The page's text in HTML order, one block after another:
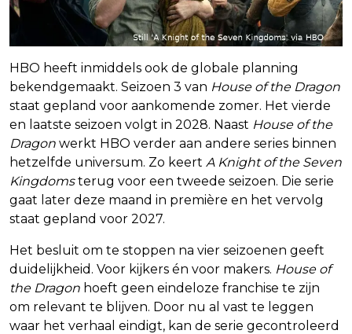
HBO heeft inmiddels ook de globale planning
bekendgemaakt. Seizoen 3 van House of the Dragon
staat gepland voor aankomende zomer. Het vierde
en laatste seizoen volgt in 2028. Naast House of the
Dragon werkt HBO verder aan andere series binnen
hetzelfde universum. Zo keert A Knight of the Seven
Kingdomsterug voor een tweede seizoen. Die serie
gaat later deze maand in première en het vervolg
staat gepland voor 2027.
Het besluit om te stoppen na vier seizoenen geeft
duidelijkheid. Voor kijkers én voor makers. House of
the Dragon hoeft geen eindeloze franchise te zijn
om relevant te blijven. Door nu al vast te leggen
waar het verhaal eindigt, kan de serie gecontroleerd